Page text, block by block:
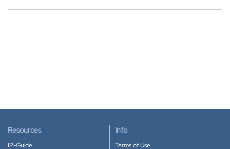
Resources
IP-Guide
Info
Terms of Use